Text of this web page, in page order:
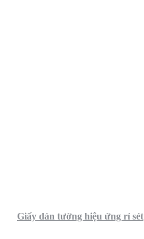
Giấy dán tường hiệu ứng rỉ sét